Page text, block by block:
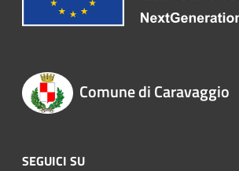
Comune di Caravaggio
SEGUICI SU